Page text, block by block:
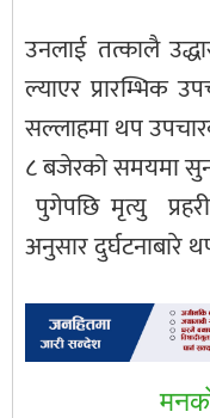
उनलाई तत्कालै
ल्याएर प्रारम्भिक
सल्लाहमा थप
८ बजेरको समयमा
पुगेपछि मृत्यु
अनुसार दुर्घटनाबारे